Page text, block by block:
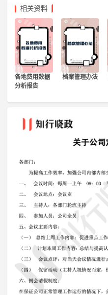
关于我们
登录
注册
相关资料
各地费用数据
分析报告
档案管理办法